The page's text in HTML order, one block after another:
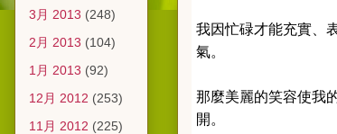
我因忙碌才能充實、
氣。
那麼美麗的笑容使我
開。
3月 2013 (248)
2月 2013 (104)
1月 2013 (92)
12月 2012 (253)
11月 2012 (225)